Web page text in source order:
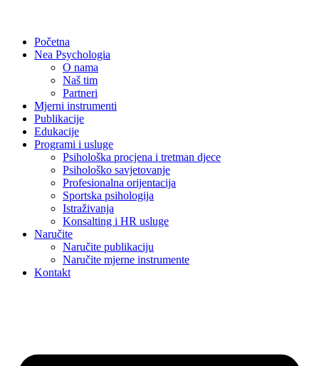
Početna
Nea Psychologia
O nama
Naš tim
Partneri
Mjerni instrumenti
Publikacije
Edukacije
Programi i usluge
Psihološka procjena i tretman djece
Psihološko savjetovanje
Profesionalna orijentacija
Sportska psihologija
Istraživanja
Konsalting i HR usluge
Naručite
Naručite publikaciju
Naručite mjerne instrumente
Kontakt